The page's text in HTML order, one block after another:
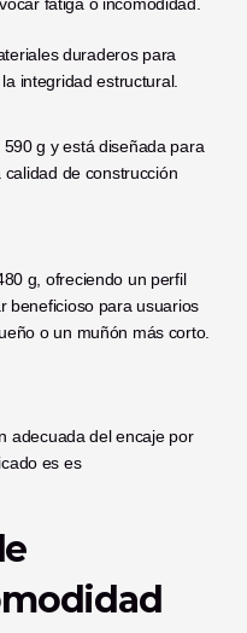
duraderos para
integridad estructural.
g y está diseñada para
de construcción
g, ofreciendo un perfil
beneficioso para usuarios
o un muñón más corto.
adecuada del encaje por
es es